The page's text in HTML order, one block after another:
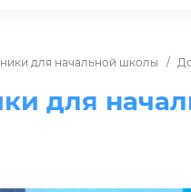
для начальной школы
для